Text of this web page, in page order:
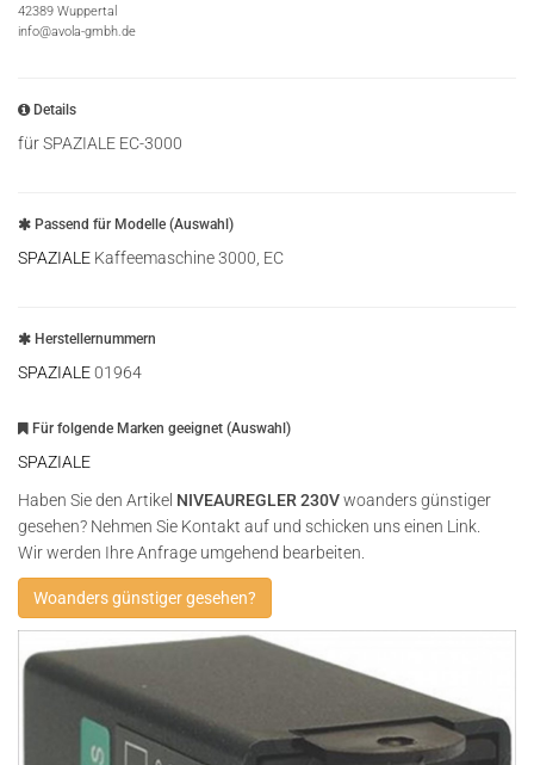
42389 Wuppertal
info@avola-gmbh.de
Details
für SPAZIALE EC-3000
Passend für Modelle (Auswahl)
SPAZIALE Kaffeemaschine 3000, EC
Herstellernummern
SPAZIALE01964
Für folgende Marken geeignet (Auswahl)
SPAZIALE
Haben Sie den Artikel NIVEAUREGLER 230Vwoanders günstiger
gesehen? Nehmen Sie Kontakt auf und schicken uns einen Link.
Wir werden Ihre Anfrage umgehend bearbeiten.
Woanders günstiger gesehen?